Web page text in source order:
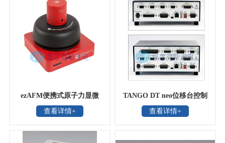
ezAFM便携式原子力显微
镜，NanoMagnetics
查看详情+
TANGO DT neo位移台控制
器
查看详情+